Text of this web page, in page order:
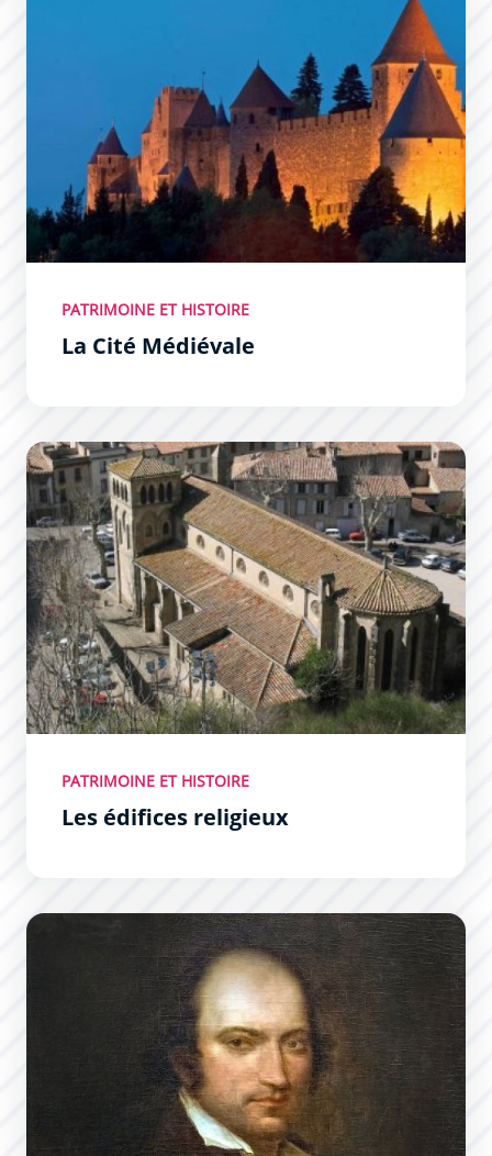
PATRIMOINE ET HISTOIRE
La Cité Médiévale
Les édifices religieux
PATRIMOINE ET HISTOIRE
Les édifices religieux
Personnages célèbres